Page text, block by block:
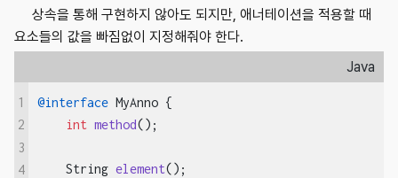
상속을 통해 구현하지 않아도 되지만, 애너테이션을 적용할 때
요소들의 값을 빠짐없이 지정해줘야 한다.
Java
1
2
3
4
@interface MyAnno {
int method() ;
String element() ;